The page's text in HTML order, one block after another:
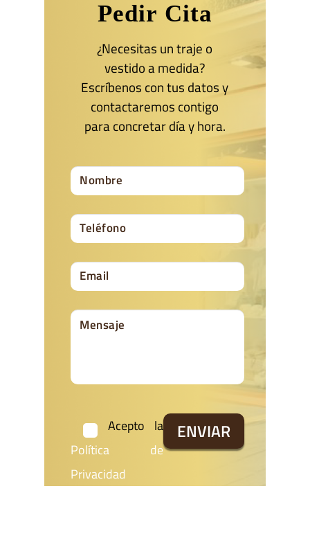
Pedir Cita
¿Necesitas un traje o
vestido a medida?
Escríbenos con tus datos y
contactaremos contigo
para concretar día y hora.
Acepto la
Política de
Privacidad